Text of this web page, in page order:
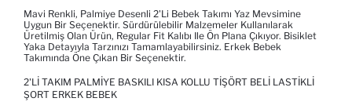
Mavi Renkli, Palmiye Desenli 2'li Bebek Takımı Yaz Mevsimine
Uygun Bir Seçenektir. Sürdürülebilir Malzemeler Kullanılarak
Üretilmiş Olan Ürün, Regular Fit Kalıbı Ile Ön Plana Çıkıyor. Bisiklet
Yaka Detayıyla Tarzınızı Tamamlayabilirsiniz. Erkek Bebek
Takımında Öne Çıkan Bir Seçenektir.
2'LI TAKIM PALMIYE BASKILI KISA KOLLU TIŞÖRT BELI LASTIKLI
ŞORT ERKEK BEBEK